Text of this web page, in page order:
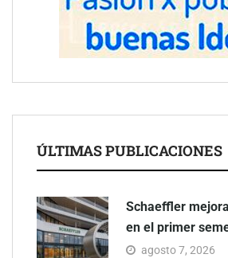
ÚLTIMAS PUBLICACIONES
Schaeffler
en el primer
agosto 7, 2026